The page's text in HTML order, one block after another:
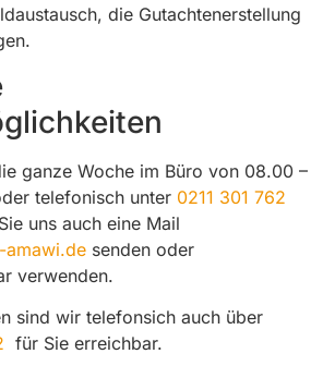
die Gutachtenerstellung
ganze Woche im Büro von 08.00 –
telefonisch unter 0211 301 762
uns auch eine Mail
amawi.de senden oder
verwenden.
sind wir telefonsich auch über
für Sie erreichbar.